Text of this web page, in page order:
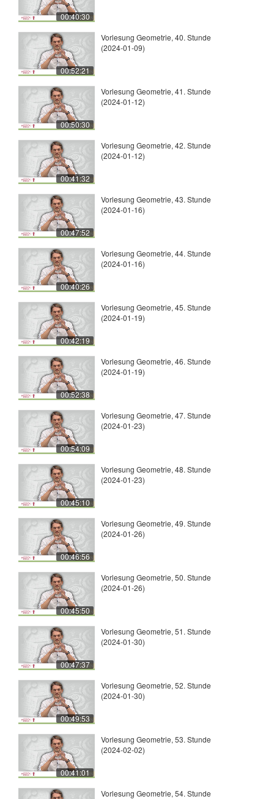
00:40:30
00:52:21
Vorlesung Geometrie, 40. Stunde
(2024-01-09)
00:50:30
Vorlesung Geometrie, 41. Stunde
(2024-01-12)
00:41:32
Vorlesung Geometrie, 42. Stunde
(2024-01-12)
00:47:52
Vorlesung Geometrie, 43. Stunde
(2024-01-16)
00:40:26
Vorlesung Geometrie, 44. Stunde
(2024-01-16)
00:42:19
Vorlesung Geometrie, 45. Stunde
(2024-01-19)
00:52:38
Vorlesung Geometrie, 46. Stunde
(2024-01-19)
00:54:09
Vorlesung Geometrie, 47. Stunde
(2024-01-23)
00:45:10
Vorlesung Geometrie, 48. Stunde
(2024-01-23)
00:46:56
Vorlesung Geometrie, 49. Stunde
(2024-01-26)
00:45:50
Vorlesung Geometrie, 50. Stunde
(2024-01-26)
00:47:37
Vorlesung Geometrie, 51. Stunde
(2024-01-30)
00:49:53
Vorlesung Geometrie, 52. Stunde
(2024-01-30)
00:41:01
Vorlesung Geometrie, 53. Stunde
(2024-02-02)
Vorlesung Geometrie, 54. Stunde